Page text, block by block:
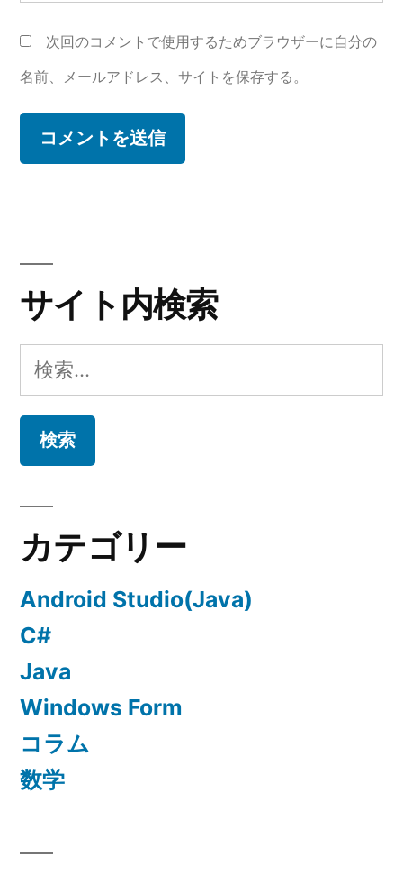
次回のコメントで使用するためブラウザーに自分の
名前、メールアドレス、サイトを保存する。
サイト内検索
検
索:
カテゴリー
Android Studio(Java)
C#
Java
Windows Form
コラム
数学